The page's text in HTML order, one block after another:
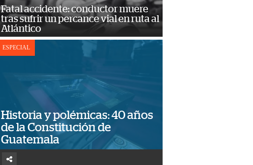
Fatal accidente: conductor muere
tras sufrir un percance vial en ruta al
Atlántico
ESPECIAL
Historia y polémicas: 40 años
de la Constitución de
Guatemala